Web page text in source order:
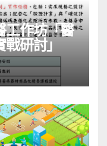
工作坊「醫
研討」